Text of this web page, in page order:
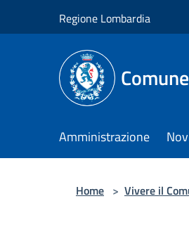
Regione Lombardia
Amministrazione
Home > Vivere il